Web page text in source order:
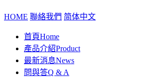
HOME 聯絡我們 简体中文
首頁Home
產品介紹Product
最新消息News
問與答Q & A